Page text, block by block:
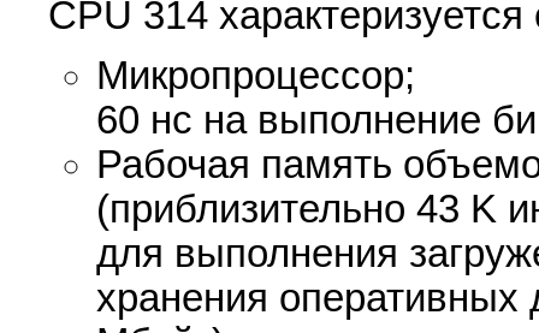
CPU 314
Микропроцессор;
60 нс на выполнение
Рабочая память
(приблизительно 43 K
для выполнения
хранения